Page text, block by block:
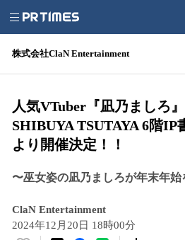
株式会社ClaN Entertainment
人気VTuber『凪乃ましろ
SHIBUYA TSUTAYA 6階IP
より開催決定！！
〜巫女姿の凪乃ましろが年末年
ClaN Entertainment
2024年12月20日 18時00分